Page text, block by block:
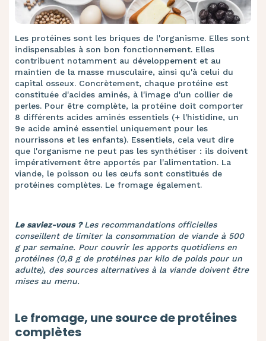
Les protéines sont les briques de l'organisme. Elles sont
indispensables à son bon fonctionnement. Elles
contribuent notamment au développement et au
maintien de la masse musculaire, ainsi qu'à celui du
capital osseux. Concrètement, chaque protéine est
constituée d'acides aminés, à l'image d'un collier de
perles. Pour être complète, la protéine doit comporter
8 différents acides aminés essentiels (+ l'histidine, un
9e acide aminé essentiel uniquement pour les
nourrissons et les enfants). Essentiels, cela veut dire
que l'organisme ne peut pas les synthétiser : ils doivent
impérativement être apportés par l'alimentation. La
viande, le poisson ou les œufs sont constitués de
protéines complètes. Le fromage également.
Le saviez-vous ?Les recommandations officielles
conseillent de limiter la consommation de viande à 500
g par semaine. Pour couvrir les apports quotidiens en
protéines (0,8 g de protéines par kilo de poids pour un
adulte), des sources alternatives à la viande doivent être
mises au menu.
Le fromage, une source de protéines
complètes